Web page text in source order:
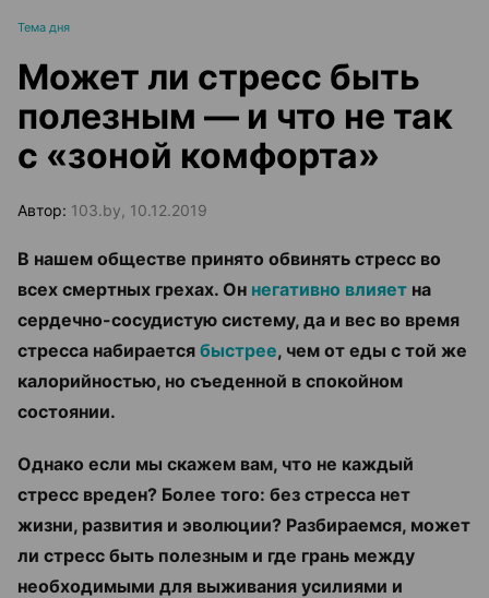
Тема дня
Может ли стресс быть
полезным — и что не так
с «зоной комфорта»
Автор: 103.by, 10.12.2019
В нашем обществе принято обвинять стресс во
всех смертных грехах. Он негативно влияет на
сердечно-сосудистую систему, да и вес во время
стресса набирается быстрее, чем от еды с той же
калорийностью, но съеденной в спокойном
состоянии.
Однако если мы скажем вам, что не каждый
стресс вреден? Более того: без стресса нет
жизни, развития и эволюции? Разбираемся, может
ли стресс быть полезным и где грань между
необходимыми для выживания усилиями и